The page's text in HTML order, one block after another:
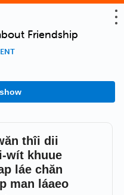
Friendship
thîi dii
wít khuue
láe chăn
man láaeo